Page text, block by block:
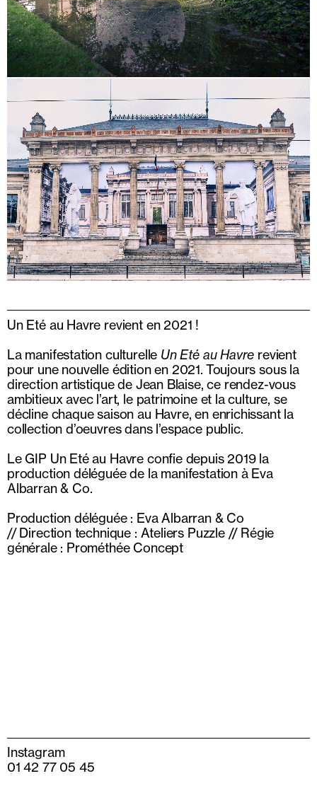
Un Eté au Havre revient en 2021 !
La manifestation culturelle Un Eté au Havre revient
pour une nouvelle édition en 2021. Toujours sous la
direction artistique de Jean Blaise, ce rendez-vous
ambitieux avec l’art, le patrimoine et la culture, se
décline chaque saison au Havre, en enrichissant la
collection d’oeuvres dans l’espace public.
Le GIP Un Eté au Havre confie depuis 2019 la
production déléguée de la manifestation à Eva
Albarran & Co.
Production déléguée : Eva Albarran & Co
//Direction technique : Ateliers Puzzle // Régie
générale : Prométhée Concept
Instagram
01 42 77 05 45